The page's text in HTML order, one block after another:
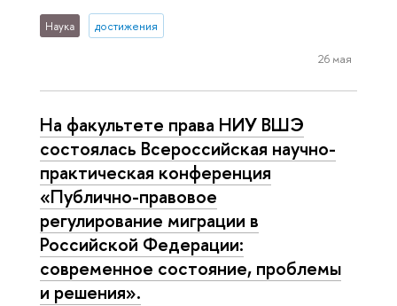
Наука достижения
26 мая
На факультете права НИУ ВШЭ
состоялась Всероссийская научно-
практическая конференция
«Публично-правовое
регулирование миграции в
Российской Федерации:
современное состояние, проблемы
и решения».